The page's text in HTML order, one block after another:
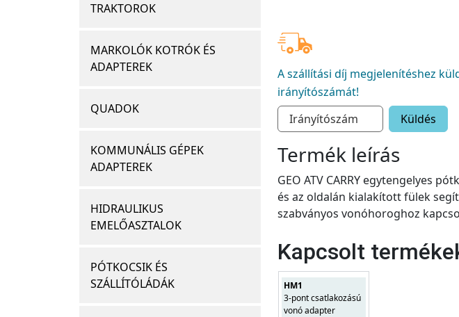
TRAKTOROK
MARKOLÓK KOTRÓK ÉS
ADAPTEREK
QUADOK
KOMMUNÁLIS GÉPEK
ADAPTEREK
HIDRAULIKUS
EMELŐASZTALOK
PÓTKOCSIK ÉS
SZÁLLÍTÓLÁDÁK
A szállítási díj megjelenítéshez
irányítószámát!
Küldés
Termék leírás
GEO ATV CARRY egytengelyes
és az oldalán kialakított fülek
szabványos vonóhoroghoz
Kapcsolt
HM1
3-pont csatlakozású
vonó adapter